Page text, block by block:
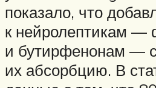
показало, что
к нейролептикам —
и бутирфенонам —
их абсорбцию. В